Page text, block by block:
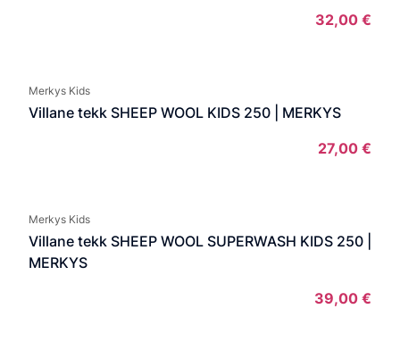
32,00 €
Merkys Kids
Villane tekk SHEEP WOOL KIDS 250 | MERKYS
27,00 €
Merkys Kids
Villane tekk SHEEP WOOL SUPERWASH KIDS 250 |
MERKYS
39,00 €